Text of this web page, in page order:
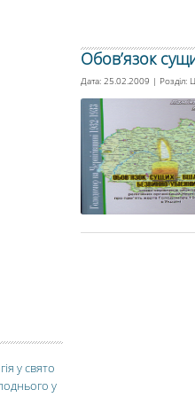
Обов’язок
Дата: 25.02.2009 | Розділ:
у свято
у